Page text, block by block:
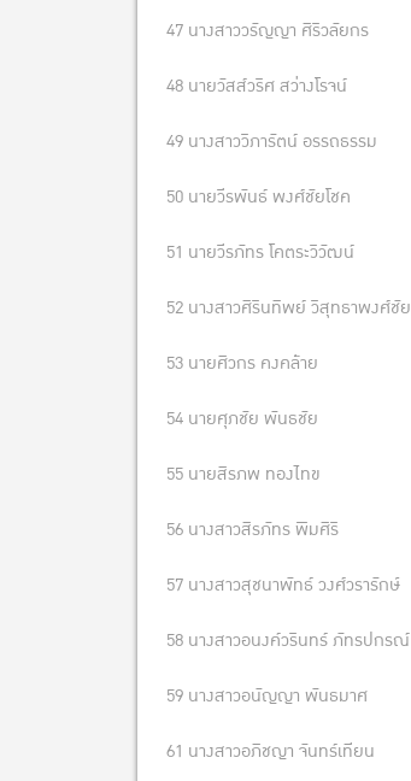
47 นางสาววรัญญา ศิริวลัยกร
48 นายวัสส์วริศ สว่างโรจน์
49 นางสาววิภารัตน์ อรรถธรรม
50 นายวีรพันธ์ พงศ์ชัยโชค
51 นายวีรภัทร โคตระวิวัฒน์
52 นางสาวศิรินทิพย์ วิสุทธาพงศ์ชัย
53 นายศิวกร คงคล้าย
54 นายศุภชัย พันธชัย
55 นายสิรภพ ทองไทข
56 นางสาวสิรภัทร พิมศิริ
57 นางสาวสุชนาพัทธ์ วงศ์วรารักษ์
58 นางสาวอนงค์วรินทร์ ภัทรปกรณ์
59 นางสาวอนัญญา พันธมาศ
61 นางสาวอภิชญา จันทร์เทียน